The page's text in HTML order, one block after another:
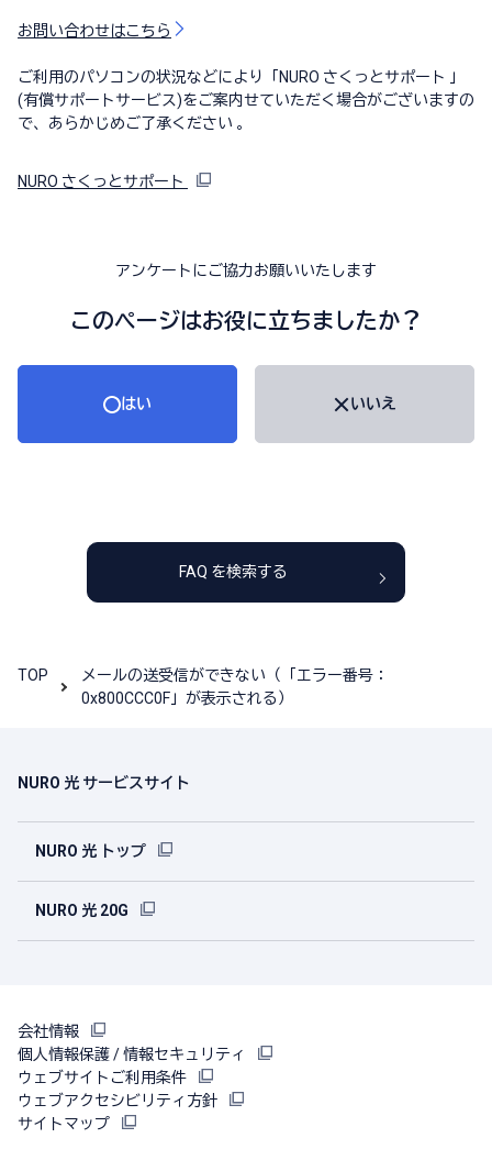
お問い合わせはこちら
ご利用のパソコンの状況などにより「NURO さくっとサポート 」
(有償サポートサービス)をご案内せていただく場合がございますの
で、あらかじめご了承ください 。
NURO さくっとサポート
アンケートにご協力お願いいたします
このページはお役に立ちましたか？
はい いいえ
FAQ を検索する
TOP
メールの送受信ができない（「エラー番号：
0x800CCC0F」が表示される）
NURO 光 サービスサイト
NURO 光 トップ
NURO 光 20G
会社情報
個人情報保護 / 情報セキュリティ
ウェブサイトご利用条件
ウェブアクセシビリティ方針
サイトマップ